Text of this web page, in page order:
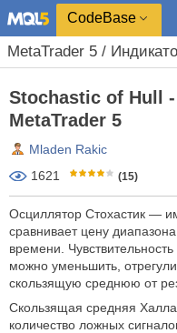
CodeBase
MetaTrader 5 /
Stochastic of Hull
MetaTrader 5
Mladen Rakic
1621
(15)
Осциллятор Стохастик —
сравнивает цену
времени.
можно уменьшить,
скользящую среднюю от
Скользящая средняя
количество ложных